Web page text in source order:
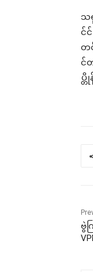
သ
င်
တ
င်
ပ္
ဗွဲ